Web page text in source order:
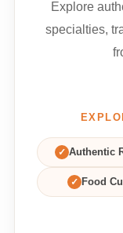
Explore
specialties,
✓ Authentic
✓ Food